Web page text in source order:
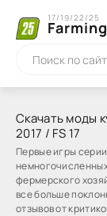
17/19/22/25
Скачать моды
2017 / FS 17
Первые игры
фермерского
все больше
отзывов от